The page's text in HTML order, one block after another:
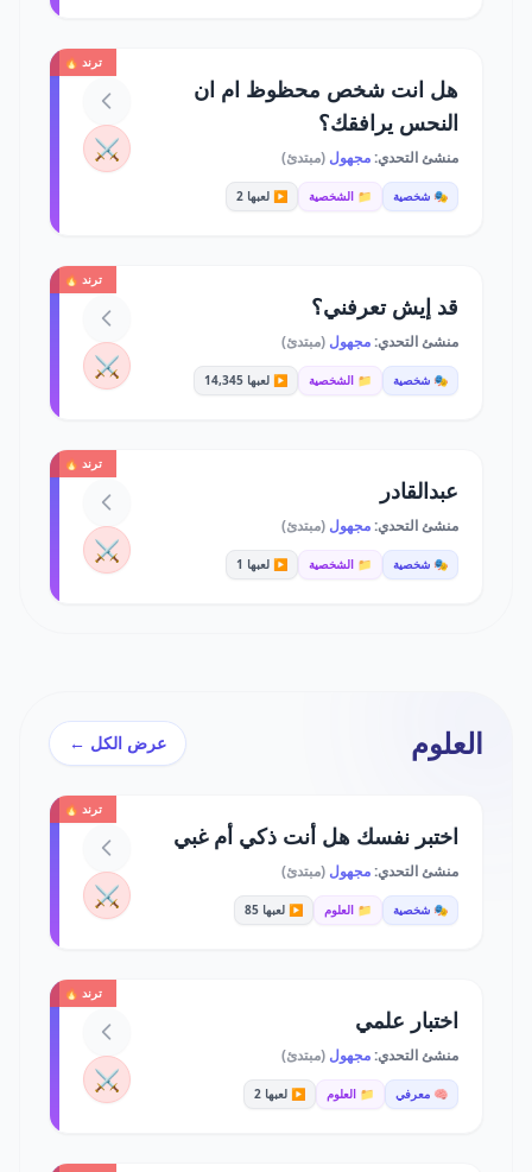
ترند 🔥
هل انت شخص محظوظ ام ان
النحس يرافقك؟
منشئ التحدي:مجهول (مبتدئ)
🎭 شخصية 📁 الشخصية ▶️ لعبها 2
⚔️
ترند 🔥
قد إيش تعرفني؟
منشئ التحدي:مجهول (مبتدئ)
🎭 شخصية 📁 الشخصية ▶️ لعبها 14,345 ⚔️
ترند 🔥
عبدالقادر
منشئ التحدي:مجهول (مبتدئ)
🎭 شخصية 📁 الشخصية ▶️ لعبها 1 ⚔️
العلوم عرض الكل ←
ترند 🔥
اختبر نفسك هل أنت ذكي أم غبي
منشئ التحدي:مجهول (مبتدئ)
🎭 شخصية 📁 العلوم ▶️ لعبها 85 ⚔️
ترند 🔥
اختبار علمي
منشئ التحدي:مجهول (مبتدئ)
🧠 معرفي 📁 العلوم ▶️ لعبها 2 ⚔️